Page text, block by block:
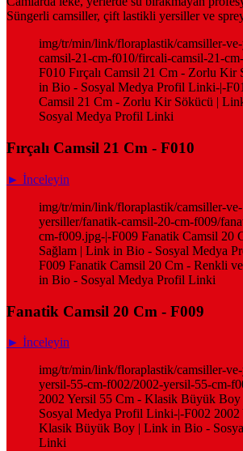
Süngerli camsiller, çift lastikli yersiller ve
img/tr/min/link/floraplastik/camsiller-
camsil-21-cm-f010/fircali-camsil-21-
F010 Fırçalı Camsil 21 Cm - Zorlu Kir
in Bio - Sosyal Medya Profil Linki-|-
Camsil 21 Cm - Zorlu Kir Sökücü |
Sosyal Medya Profil Linki
Fırçalı Camsil 21 Cm - F010
► İnceleyin
img/tr/min/link/floraplastik/camsiller-ve-
yersiller/fanatik-camsil-20-cm-f009/
cm-f009.jpg-|-F009 Fanatik Camsil 20
Sağlam | Link in Bio - Sosyal Medya
F009 Fanatik Camsil 20 Cm - Renkli
in Bio - Sosyal Medya Profil Linki
Fanatik Camsil 20 Cm - F009
► İnceleyin
img/tr/min/link/floraplastik/camsiller-
yersil-55-cm-f002/2002-yersil-55-cm-
2002 Yersil 55 Cm - Klasik Büyük
Sosyal Medya Profil Linki-|-F002 2002
Klasik Büyük Boy | Link in Bio -
Linki